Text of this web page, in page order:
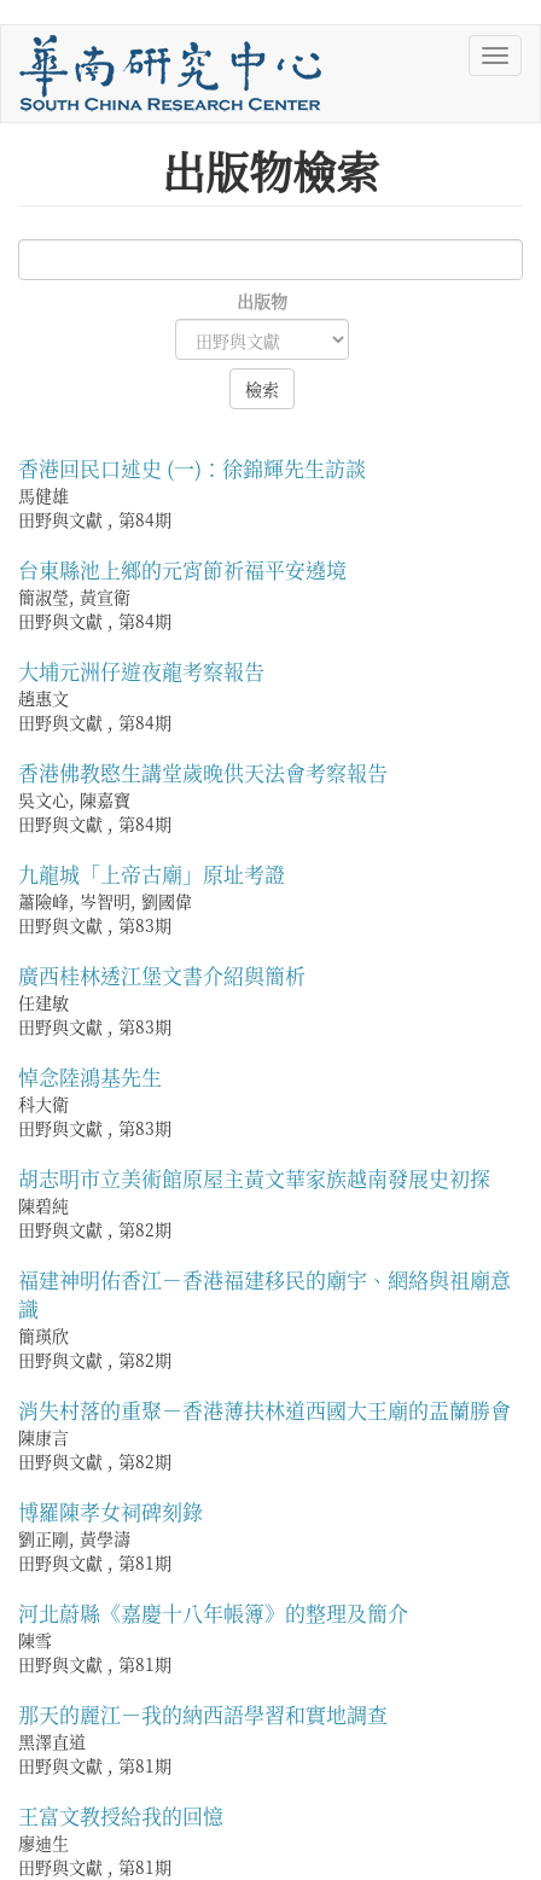
出版物檢索
出版物
檢索
香港回民口述史 (一)：徐錦輝先生訪談
馬健雄
田野與文獻 , 第84期
台東縣池上鄉的元宵節祈福平安遶境
簡淑瑩, 黃宣衛
田野與文獻 , 第84期
大埔元洲仔遊夜龍考察報告
趙惠文
田野與文獻 , 第84期
香港佛教愍生講堂歲晚供天法會考察報告
吳文心, 陳嘉寶
田野與文獻 , 第84期
九龍城「上帝古廟」原址考證
蕭險峰, 岑智明, 劉國偉
田野與文獻 , 第83期
廣西桂林透江堡文書介紹與簡析
任建敏
田野與文獻 , 第83期
悼念陸鴻基先生
科大衛
田野與文獻 , 第83期
胡志明市立美術館原屋主黃文華家族越南發展史初探
陳碧純
田野與文獻 , 第82期
福建神明佑香江－香港福建移民的廟宇、網絡與祖廟意
識
簡瑛欣
田野與文獻 , 第82期
消失村落的重聚－香港薄扶林道西國大王廟的盂蘭勝會
陳康言
田野與文獻 , 第82期
博羅陳孝女祠碑刻錄
劉正剛, 黃學濤
田野與文獻 , 第81期
河北蔚縣《嘉慶十八年帳簿》的整理及簡介
陳雪
田野與文獻 , 第81期
那天的麗江－我的納西語學習和實地調查
黑澤直道
田野與文獻 , 第81期
王富文教授給我的回憶
廖迪生
田野與文獻 , 第81期